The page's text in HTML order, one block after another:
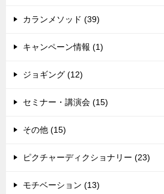
カランメソッド (39)
キャンペーン情報 (1)
ジョギング (12)
セミナー・講演会 (15)
その他 (15)
ピクチャーディクショナリー (23)
モチベーション (13)